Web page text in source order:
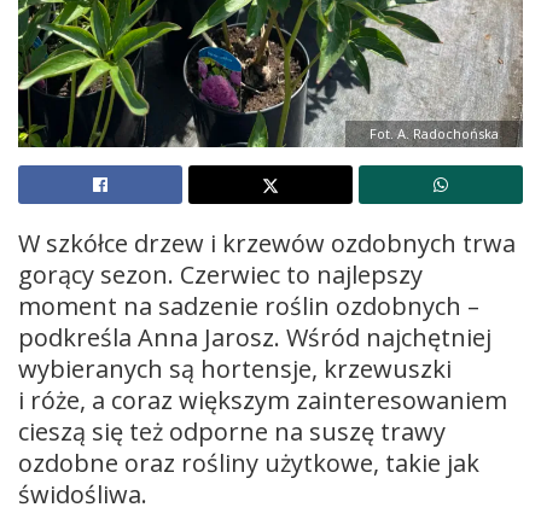
Fot. A. Radochońska
W szkółce drzew i krzewów ozdobnych trwa
gorący sezon. Czerwiec to najlepszy
moment na sadzenie roślin ozdobnych –
podkreśla Anna Jarosz. Wśród najchętniej
wybieranych są hortensje, krzewuszki
i róże, a coraz większym zainteresowaniem
cieszą się też odporne na suszę trawy
ozdobne oraz rośliny użytkowe, takie jak
świdośliwa.